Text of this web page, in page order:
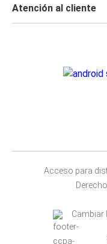
Atención al cliente
Acceso para
Cambiar